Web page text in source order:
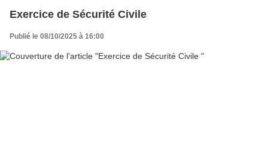
Exercice de Sécurité Civile
Publié le 08/10/2025 à 16:00